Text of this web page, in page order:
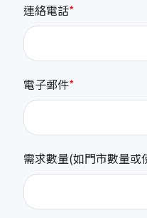
連絡電話
電子郵件
需求數量(如門市數量或